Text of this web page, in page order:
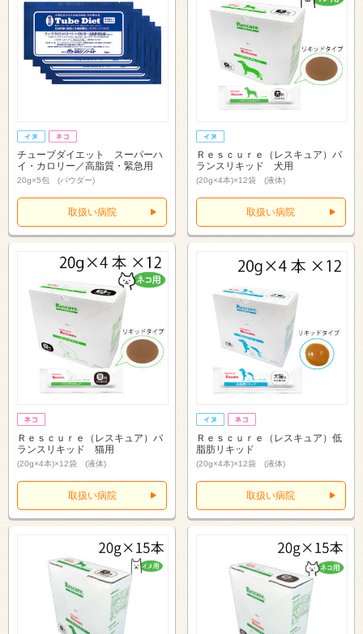
チューブダイエット スーパーハ
イ・カロリー／高脂質・緊急用
20g×5包 (パウダー)
取扱い病院
Ｒｅｓｃｕｒｅ（レスキュア）バ
ランスリキッド 犬用
(20g×4本)×12袋 (液体)
取扱い病院
Ｒｅｓｃｕｒｅ（レスキュア）バ
ランスリキッド 猫用
(20g×4本)×12袋 (液体)
取扱い病院
Ｒｅｓｃｕｒｅ（レスキュア）低
脂肪リキッド
(20g×4本)×12袋 (液体)
取扱い病院